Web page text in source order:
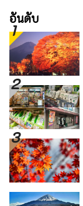
อันดับ